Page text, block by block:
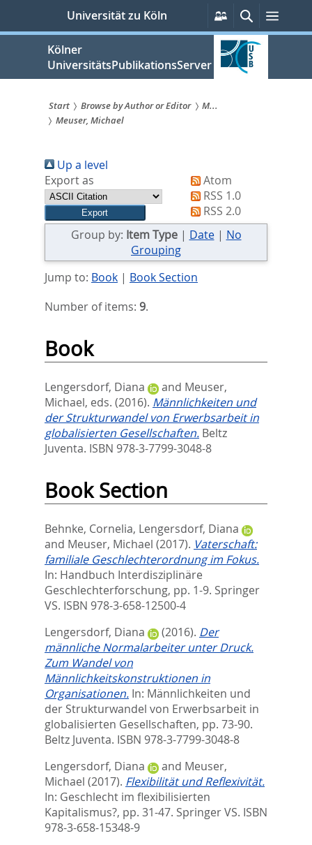
springen
Universität zu Köln
Persönliche
Services
SucheMenü
Kölner
UniversitätsPublikationsServer
Sie
sind
hier:
Start Browse by Author or Editor
M...
Meuser, Michael
Up a level
Export as
Atom
RSS 1.0
RSS 2.0
Group by: Item Type| Date| No
Grouping
Jump to: Book| Book Section
Number of items: 9.
Book
Lengersdorf, Diana and Meuser,
Michael, eds. (2016). Männlichkeiten und
der Strukturwandel von Erwerbsarbeit in
globalisierten Gesellschaften. Beltz
Juventa. ISBN 978-3-7799-3048-8
Book Section
Behnke, Cornelia, Lengersdorf, Diana
and Meuser, Michael (2017). Vaterschaft:
familiale Geschlechterordnung im Fokus.
In: Handbuch Interdisziplinäre
Geschlechterforschung, pp. 1-9. Springer
VS. ISBN 978-3-658-12500-4
Lengersdorf, Diana
(2016). Der
männliche Normalarbeiter unter Druck.
Zum Wandel von
Männlichkeitskonstruktionen in
Organisationen. In: Männlichkeiten und
der Strukturwandel von Erwerbsarbeit in
globalisierten Gesellschaften, pp. 73-90.
Beltz Juventa. ISBN 978-3-7799-3048-8
Lengersdorf, Diana
and Meuser,
Michael (2017). Flexibilität und Reflexivität.
In: Geschlecht im flexibilisierten
Kapitalismus?, pp. 31-47. Springer VS. ISBN
978-3-658-15348-9